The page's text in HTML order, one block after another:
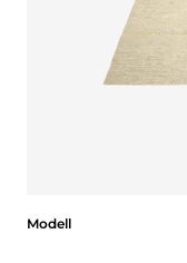
Modell